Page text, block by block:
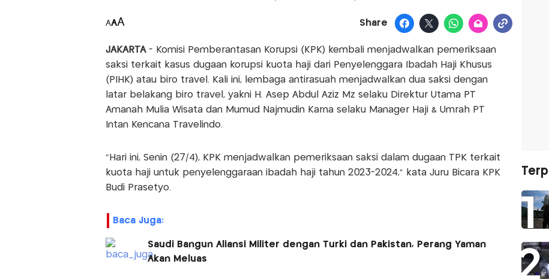
AAA Share
JAKARTA- Komisi Pemberantasan Korupsi (KPK) kembali menjadwalkan pemeriksaan
saksi terkait kasus dugaan korupsi kuota haji dari Penyelenggara Ibadah Haji Khusus
(PIHK) atau biro travel. Kali ini, lembaga antirasuah menjadwalkan dua saksi dengan
latar belakang biro travel, yakni H. Asep Abdul Aziz Mz selaku Direktur Utama PT
Amanah Mulia Wisata dan Mumud Najmudin Karna selaku Manager Haji & Umrah PT
Intan Kencana Travelindo.
"Hari ini, Senin (27/4), KPK menjadwalkan pemeriksaan saksi dalam dugaan TPK terkait
kuota haji untuk penyelenggaraan ibadah haji tahun 2023-2024," kata Juru Bicara KPK
Budi Prasetyo.
Baca Juga:
Saudi Bangun Aliansi Militer dengan Turki dan Pakistan, Perang Yaman
Akan Meluas